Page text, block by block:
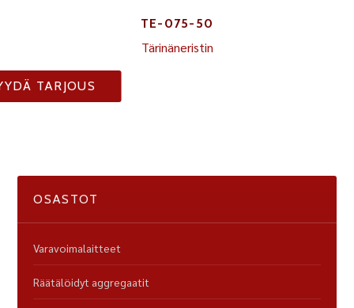
TE-075-50
Tärinäneristin
TARJOUS
OSASTOT
Varavoimalaitteet
Räätälöidyt aggregaatit